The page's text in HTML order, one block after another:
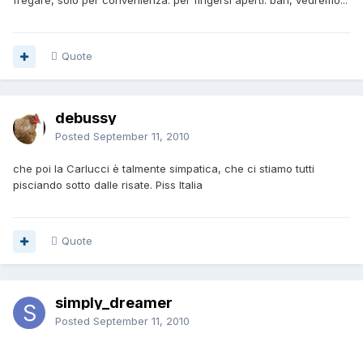
Quote
debussy
Posted September 11, 2010
che poi la Carlucci è talmente simpatica, che ci stiamo tutti
pisciando sotto dalle risate. Piss Italia
Quote
simply_dreamer
Posted September 11, 2010